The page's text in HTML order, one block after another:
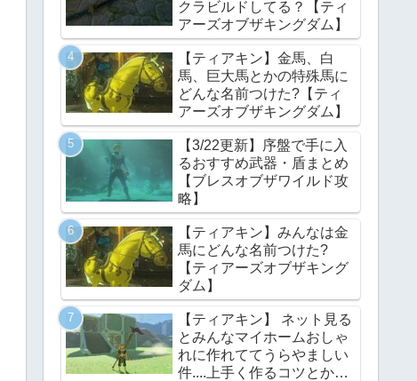
クラビルドしてる？【ティ
アーズオブザキングダム】
【ティアキン】金馬、白
馬、巨大馬とかの特殊馬に
どんな名前つけた?【ティ
アーズオブザキングダム】
【3/22更新】序盤で手に入
るおすすめ武器・盾まとめ
【ブレスオブザワイルド攻
略】
【ティアキン】みんなは金
馬にどんな名前つけた?
【ティアーズオブザキング
ダム】
【ティアキン】 ネット見る
とみんなマイホームおしゃ
れに作れててうらやましい
件....上手く作るコツとかあ